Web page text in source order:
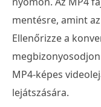
mentésre, amint
Ellenőrizze a
MP4-képes
lejátszására.